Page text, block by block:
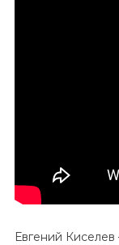
Евгений